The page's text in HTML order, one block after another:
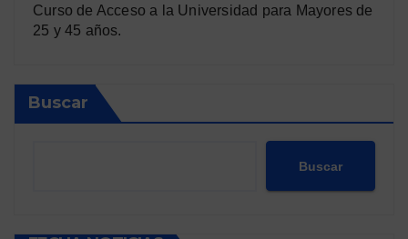
Curso de Acceso a la Universidad para Mayores de
25 y 45 años.
Buscar
Buscar